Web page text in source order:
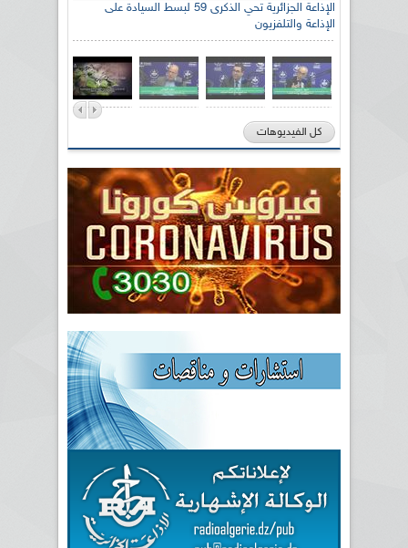
الإذاعة الجزائرية تحي الذكرى 59 لبسط السيادة على
الإذاعة والتلفزيون
كل الفيديوهات